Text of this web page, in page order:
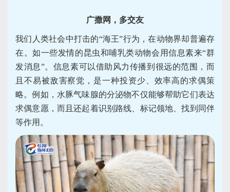
广撒网，多交友
我们人类社会中打击的“海王”行为，在动物界却普遍存
在。如一些发情的昆虫和哺乳类动物会用信息素来“群
发消息”。信息素可以借助风力传播到很远的范围，而
且不易被敌害察觉，是一种投资少、效率高的求偶策
略。例如，水豚气味腺的分泌物不仅能够帮助它们表达
求偶意愿，而且还起着识别路线、标记领地、找到同伴
等作用。